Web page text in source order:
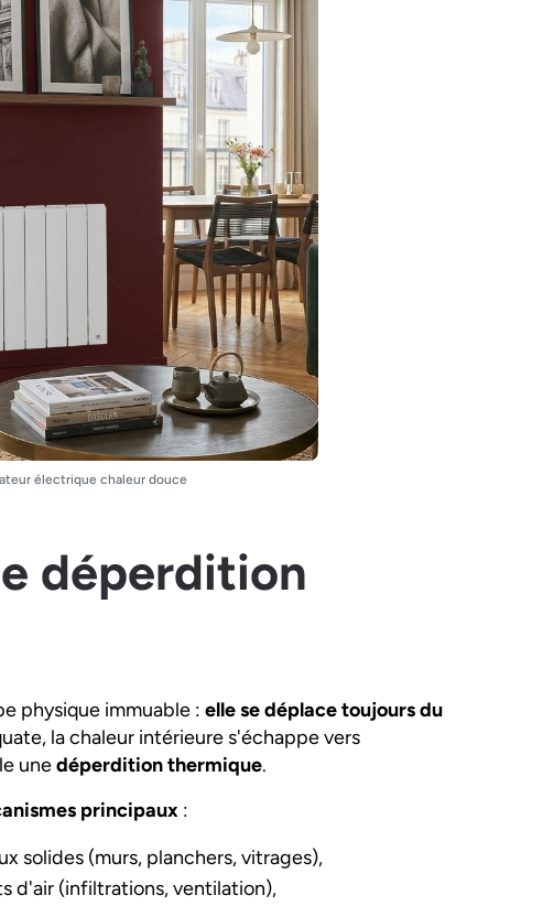
électrique chaleur douce
déperdition
physique immuable : elle se déplace toujours du
la chaleur intérieure s'échappe vers
unedéperdition thermique.
principaux :
solides (murs, planchers, vitrages),
d'air (infiltrations, ventilation),